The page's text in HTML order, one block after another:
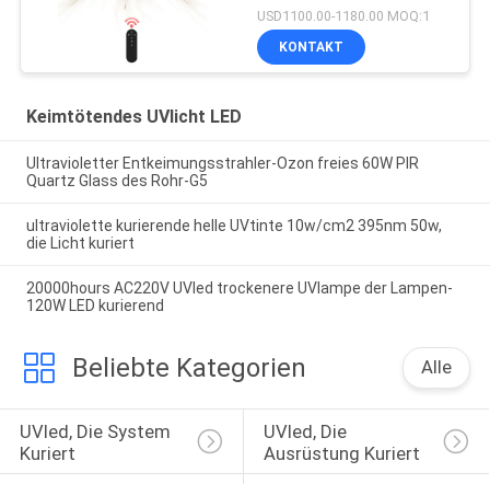
150W Omni
USD1100.00-1180.00 MOQ:1
KONTAKT
Keimtötendes UVlicht LED
Ultravioletter Entkeimungsstrahler-Ozon freies 60W PIR
Quartz Glass des Rohr-G5
ultraviolette kurierende helle UVtinte 10w/cm2 395nm 50w,
die Licht kuriert
20000hours AC220V UVled trockenere UVlampe der Lampen-
120W LED kurierend
Beliebte Kategorien Alle
UVled, Die System
Kuriert
UVled, Die
Ausrüstung Kuriert